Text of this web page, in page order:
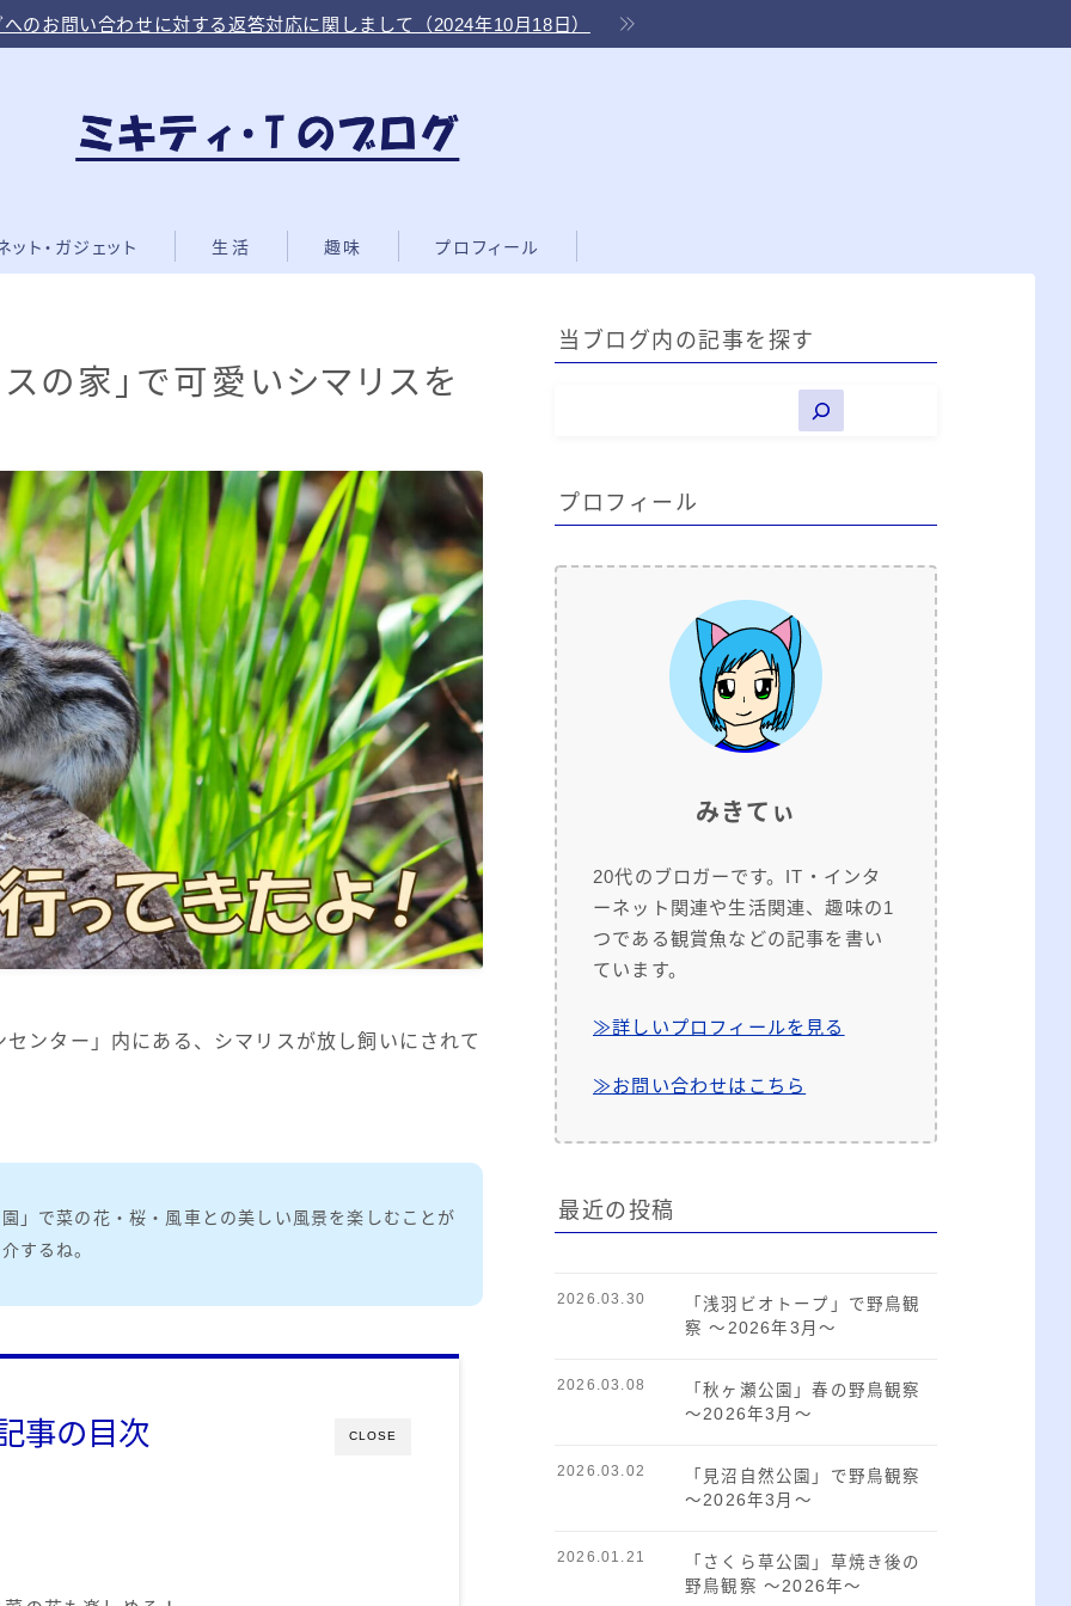
のお問い合わせに対する返答対応に関しまして（2024年10月18日）
ット・ガジェット 生活 趣味 プロフィール
の家」で可愛いシマリスを
ンター」内にある、シマリスが放し飼いにされて
」で菜の花・桜・風車との美しい風景を楽しむことが
するね。
CLOSE
事の目次
当ブログ内の記事を探す
プロフィール
みきてぃ
20代のブロガーです。IT・インタ
ーネット関連や生活関連、趣味の1
つである観賞魚などの記事を書い
ています。
≫詳しいプロフィールを見る
≫お問い合わせはこちら
最近の投稿
「浅羽ビオトープ」で野鳥観
察 ～2026年3月～
2026.03.30
「秋ヶ瀬公園」春の野鳥観察
～2026年3月～
2026.03.08
「見沼自然公園」で野鳥観察
～2026年3月～
2026.03.02
「さくら草公園」草焼き後の
野鳥観察 ～2026年～
2026.01.21